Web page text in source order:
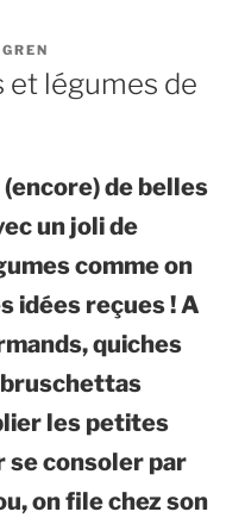
et légumes de
de belles
un joli de
comme on
idées reçues !A
quiches
les petites
se consoler par
on file chez son